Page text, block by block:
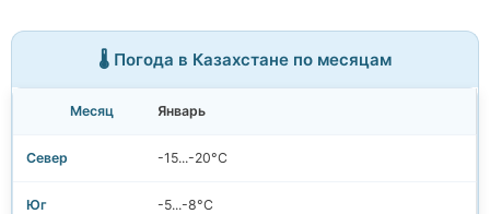
🌡️ Погода в Казахстане по месяцам
Январь
-15...-20°C
-5...-8°C